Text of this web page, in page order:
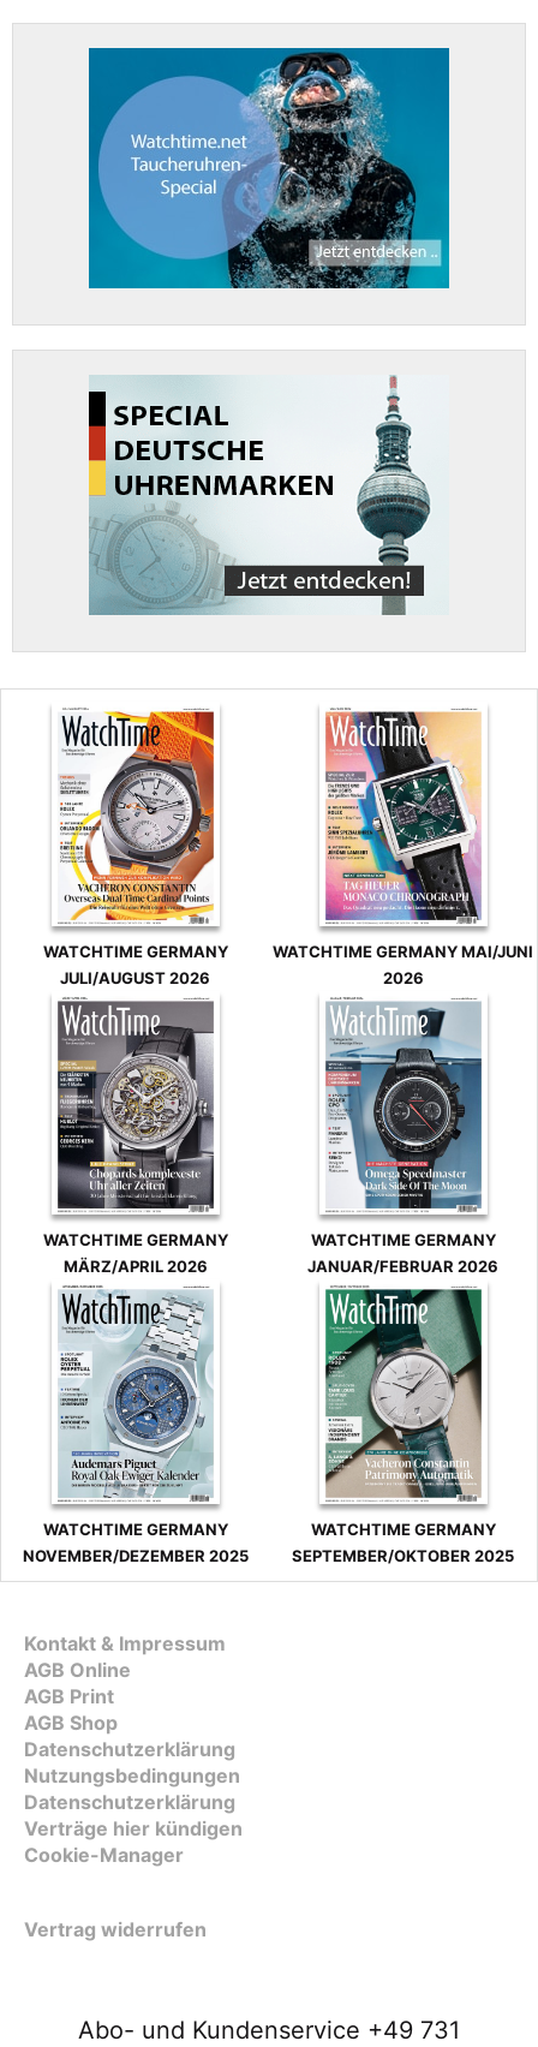
WATCHTIME GERMANY
JULI/AUGUST 2026
WATCHTIME GERMANY MAI/JUNI
2026
WATCHTIME GERMANY
MÄRZ/APRIL 2026
WATCHTIME GERMANY
JANUAR/FEBRUAR 2026
WATCHTIME GERMANY
NOVEMBER/DEZEMBER 2025
WATCHTIME GERMANY
SEPTEMBER/OKTOBER 2025
Kontakt & Impressum
AGB Online
AGB Print
AGB Shop
Datenschutzerklärung
Nutzungsbedingungen
Datenschutzerklärung
Verträge hier kündigen
Cookie-Manager
Vertrag widerrufen
Abo- und Kundenservice +49 731